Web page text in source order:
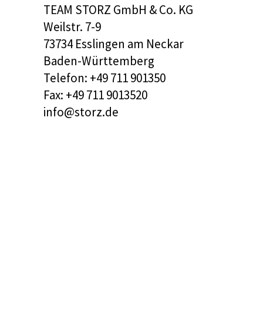
TEAM STORZ GmbH & Co. KG
Weilstr. 7-9
73734 Esslingen am Neckar
Baden-Württemberg
Telefon: +49 711 901350
Fax: +49 711 9013520
info@storz.de